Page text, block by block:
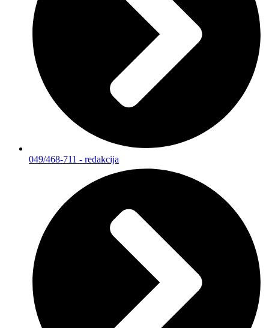
049/468-711 - redakcija